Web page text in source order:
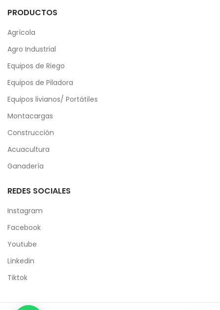
PRODUCTOS
Agrícola
Agro Industrial
Equipos de Riego
Equipos de Piladora
Equipos livianos/ Portátiles
Montacargas
Construcción
Acuacultura
Ganadería
REDES SOCIALES
Instagram
Facebook
Youtube
Linkedin
Tiktok